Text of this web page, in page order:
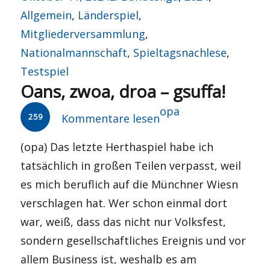
am
Allgemein, Länderspiel,
Mitgliederversammlung,
Nationalmannschaft, Spieltagsnachlese,
Testspiel
Oans, zwoa, droa – gsuffa!
259 Kommentare lesen
Autor
opa
(opa) Das letzte Herthaspiel habe ich
tatsächlich in großen Teilen verpasst, weil
es mich beruflich auf die Münchner Wiesn
verschlagen hat. Wer schon einmal dort
war, weiß, dass das nicht nur Volksfest,
sondern gesellschaftliches Ereignis und vor
allem Business ist, weshalb es am